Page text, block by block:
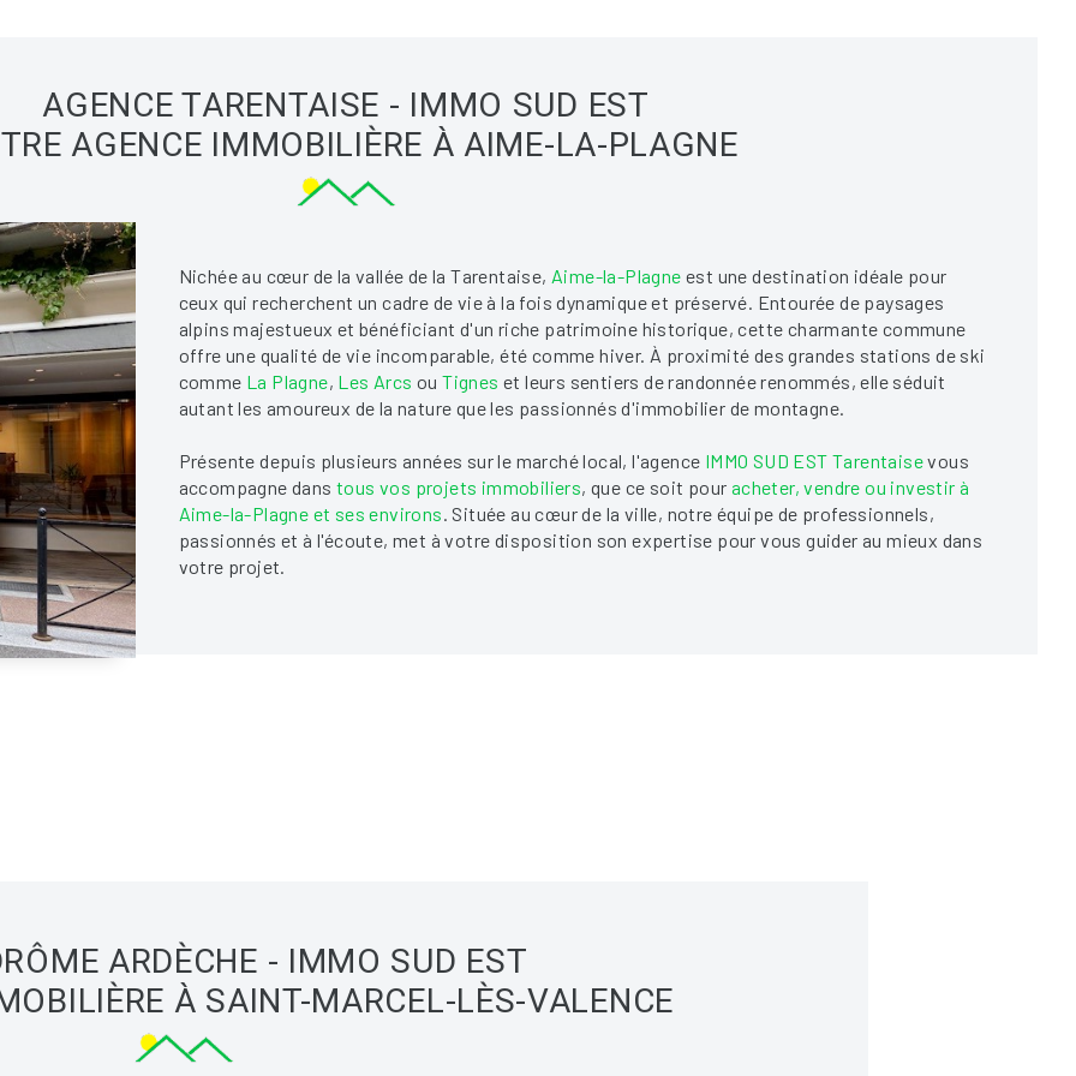
AGENCE TARENTAISE - IMMO SUD EST
AGENCE IMMOBILIÈRE À AIME-LA-PLAGNE
Nichée au cœur de la vallée de la Tarentaise, Aime-la-Plagne est une destination idéale pour
ceux qui recherchent un cadre de vie à la fois dynamique et préservé. Entourée de paysages
alpins majestueux et bénéficiant d'un riche patrimoine historique, cette charmante commune
offre une qualité de vie incomparable, été comme hiver. À proximité des grandes stations de ski
comme La Plagne, Les Arcs ouTignes et leurs sentiers de randonnée renommés, elle séduit
autant les amoureux de la nature que les passionnés d'immobilier de montagne.
Présente depuis plusieurs années sur le marché local, l'agence IMMO SUD EST Tarentaisevous
accompagne danstous vos projets immobiliers, que ce soit pour acheter, vendre ou investir à
Aime-la-Plagne et ses environs. Située au cœur de la ville, notre équipe de professionnels,
passionnés et à l'écoute, met à votre disposition son expertise pour vous guider au mieux dans
votre projet.
ARDÈCHE - IMMO SUD EST
À SAINT-MARCEL-LÈS-VALENCE